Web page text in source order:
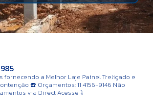
fornecendo a Melhor Laje Painel Treliçado e
☎️ Orçamentos: 11 4156-9146 Não
via DirectAcesse ⤵️